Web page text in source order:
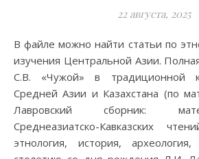
22 августа, 2025
В файле можно найти статьи по этнографии и истории
изучения Центральной Азии.
С.В. «Чужой» в традиционной
Средней Азии и Казахстана (по
Лавровский сборник:
Среднеазиатско-Кавказских
этнология, история,